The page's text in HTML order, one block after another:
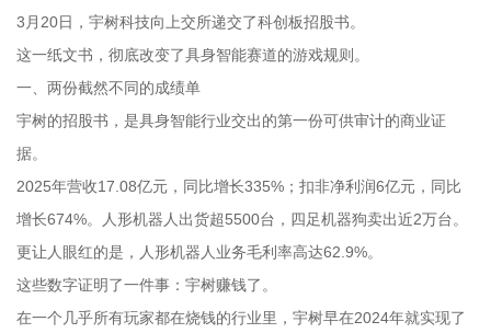
3月20日，宇树科技向上交所递交了科创板招股书。
这一纸文书，彻底改变了具身智能赛道的游戏规则。
一、两份截然不同的成绩单
宇树的招股书，是具身智能行业交出的第一份可供审计的商业证
据。
2025年营收17.08亿元，同比增长335%；扣非净利润6亿元，同比
增长674%。人形机器人出货超5500台，四足机器狗卖出近2万台。
更让人眼红的是，人形机器人业务毛利率高达62.9%。
这些数字证明了一件事：宇树赚钱了。
在一个几乎所有玩家都在烧钱的行业里，宇树早在2024年就实现了